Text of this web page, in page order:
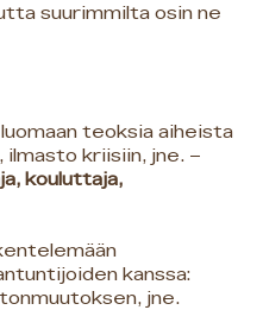
suurimmilta osin ne
teoksia aiheista
kriisiin, jne. –
kouluttaja,
kanssa:
jne.